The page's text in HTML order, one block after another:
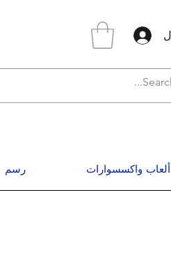
رسم ألعاب واكسسوارات